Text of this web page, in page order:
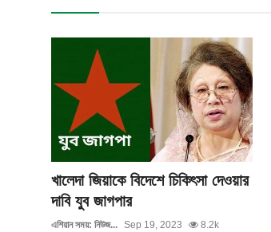
খালেদা জিয়াকে বিদেশে চিকিৎসা দেওয়ার
দাবি যুব জাগপার
এশিয়ান সময়: নিউজ... Sep 19, 2023 8.2k